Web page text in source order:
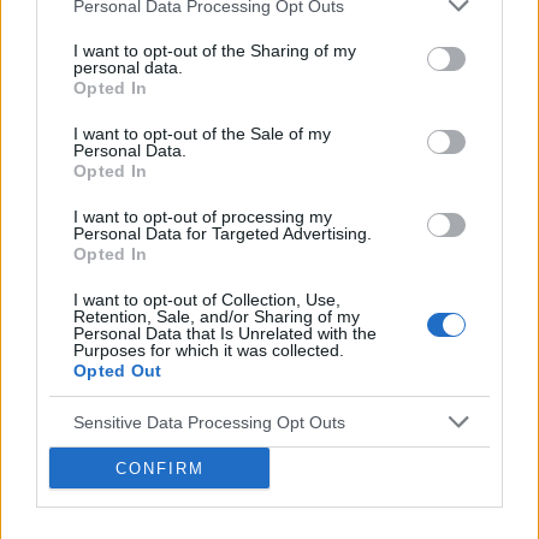
Personal Data Processing Opt Outs
I want to opt-out of the Sharing of my
personal data.
Opted In
I want to opt-out of the Sale of my
Personal Data.
Opted In
I want to opt-out of processing my
Personal Data for Targeted Advertising.
Opted In
I want to opt-out of Collection, Use,
Retention, Sale, and/or Sharing of my
Personal Data that Is Unrelated with the
Purposes for which it was collected.
Opted Out
Sensitive Data Processing Opt Outs
CONFIRM
leczeniach udało mi sie z tego wyjść. Jednakze
problem pozostał, czuję ciągły dyskomfort oraz
mam zaczerwienienia w bruzdach między
wargowych. Posiewy są czyste. Lekarka
chciałaby wykonac u mnie osocze
bogatoplytkowe w te miejsca. Może któraś z
Was miala wykonywany tali zabieg i moze cos o
nim wiecej sie wypowiedzieć. Będę wdzięczna
za wszelkie informacje
Ginekologia - forum dla rodziny i
pacjentki
POWIĄZANE
Tematy przezierność karkowa
embolizacja mięśniaków macicy
ropień gruczołu bartholina opryszczka
Reklama: